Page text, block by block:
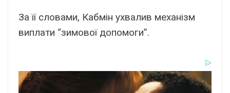
За її словами, Кабмін ухвалив механізм
виплати “зимової допомоги”.